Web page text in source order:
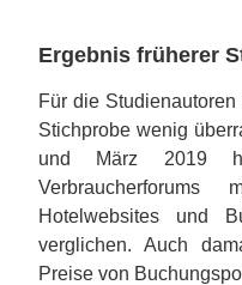
Ergebnis früherer
Für die
Stichprobe wenig
und März 2019
Hotelwebsites und
verglichen. Auch
Preise von